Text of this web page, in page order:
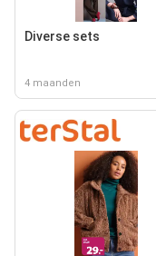
Diverse sets
4 maanden